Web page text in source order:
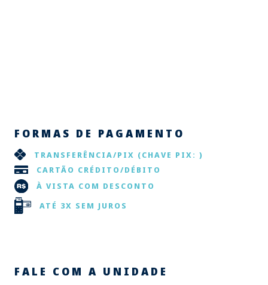
FORMAS DE PAGAMENTO
TRANSFERÊNCIA/PIX (CHAVE PIX: )
CARTÃO CRÉDITO/DÉBITO
À VISTA COM DESCONTO
ATÉ 3X SEM JUROS
FALE COM A UNIDADE